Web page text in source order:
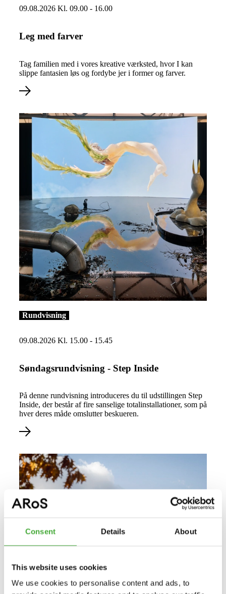
Consent Details About
This website uses cookies
We use cookies to personalise content and ads, to
09.08.2026 Kl. 09.00 - 16.00
Leg med farver
Tag familien med i vores kreative værksted, hvor I kan
slippe fantasien løs og fordybe jer i former og farver.
Rundvisning
09.08.2026 Kl. 15.00 - 15.45
Søndagsrundvisning - Step Inside
På denne rundvisning introduceres du til udstillingen Step
Inside, der består af fire sanselige totalinstallationer, som på
hver deres måde omslutter beskueren.